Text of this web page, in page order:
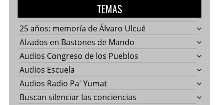
TEMAS
25 años: memoría de Álvaro Ulcué
Alzados en Bastones de Mando
Audios Congreso de los Pueblos
Audios Escuela
Audios Radio Pa' Yumat
Buscan silenciar las conciencias